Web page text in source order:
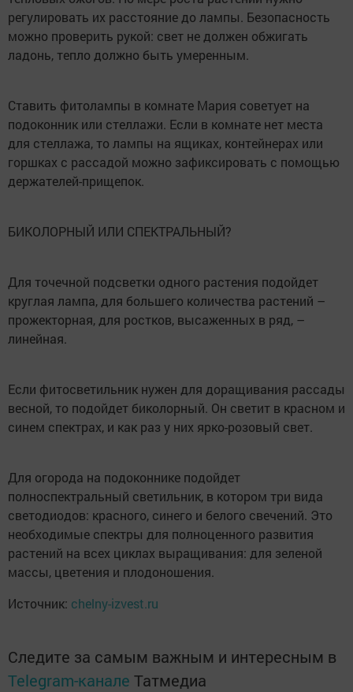
регулировать их расстояние до лампы. Безопасность
можно проверить рукой: свет не должен обжигать
ладонь, тепло должно быть умеренным.
Ставить фитолампы в комнате Мария советует на
подоконник или стеллажи. Если в комнате нет места
для стеллажа, то лампы на ящиках, контейнерах или
горшках с рассадой можно зафиксировать с помощью
держателей-прищепок.
БИКОЛОРНЫЙ ИЛИ СПЕКТРАЛЬНЫЙ?
Для точечной подсветки одного растения подойдет
круглая лампа, для большего количества растений –
прожекторная, для ростков, высаженных в ряд, –
линейная.
Если фитосветильник нужен для доращивания рассады
весной, то подойдет биколорный. Он светит в красном и
синем спектрах, и как раз у них ярко-розовый свет.
Для огорода на подоконнике подойдет
полноспектральный светильник, в котором три вида
светодиодов: красного, синего и белого свечений. Это
необходимые спектры для полноценного развития
растений на всех циклах выращивания: для зеленой
массы, цветения и плодоношения.
Источник: chelny-izvest.ru
Следите за самым важным и интересным в
Telegram-канале Татмедиа